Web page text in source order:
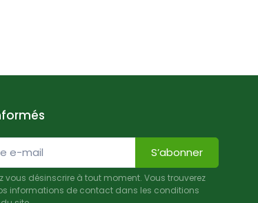
S’abonner
vous désinscrire à tout moment. Vous trouverez
informations de contact dans les conditions